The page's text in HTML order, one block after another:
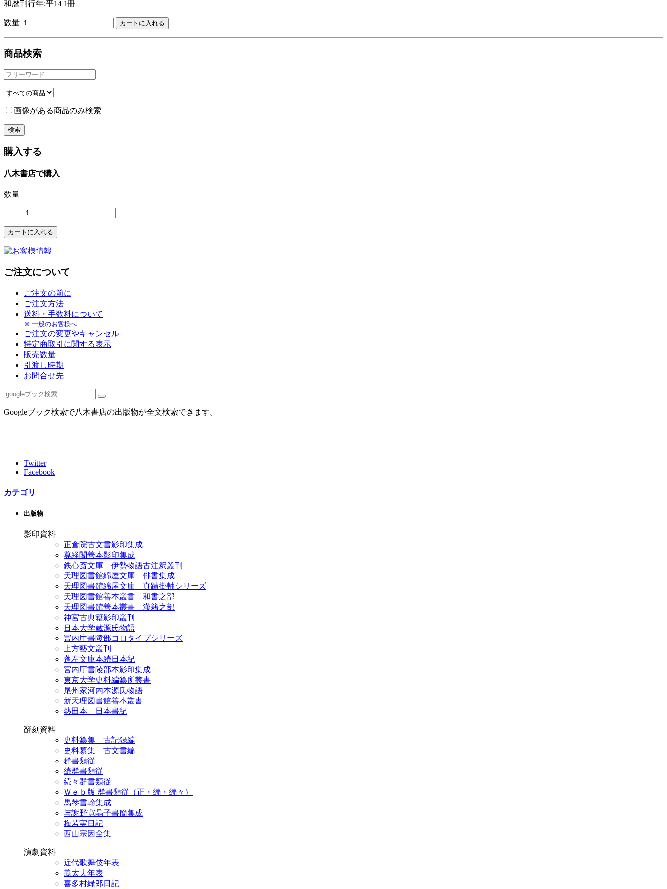
和暦刊行年:平14 1冊
数量
商品検索
画像がある商品のみ検索
購入する
八木書店で購入
数量
ご注文について
ご注文の前に
ご注文方法
送料・手数料について
※ 一般のお客様へ
ご注文の変更やキャンセル
特定商取引に関する表示
販売数量
引渡し時期
お問合せ先
Googleブック検索で八木書店の出版物が全文検索できます。
Twitter
Facebook
カテゴリ
出版物
影印資料
正倉院古文書影印集成
尊経閣善本影印集成
鉄心斎文庫 伊勢物語古注釈叢刊
天理図書館綿屋文庫 俳書集成
天理図書館綿屋文庫 真蹟掛軸シリーズ
天理図書館善本叢書 和書之部
天理図書館善本叢書 漢籍之部
神宮古典籍影印叢刊
日本大学蔵源氏物語
宮内庁書陵部コロタイプシリーズ
上方藝文叢刊
蓬左文庫本続日本紀
宮内庁書陵部本影印集成
東京大学史料編纂所叢書
尾州家河内本源氏物語
新天理図書館善本叢書
熱田本 日本書紀
翻刻資料
史料纂集 古記録編
史料纂集 古文書編
群書類従
続群書類従
続々群書類従
Ｗｅｂ版 群書類従（正・続・続々）
馬琴書翰集成
与謝野寛晶子書簡集成
梅若実日記
西山宗因全集
演劇資料
近代歌舞伎年表
義太夫年表
喜多村緑郎日記